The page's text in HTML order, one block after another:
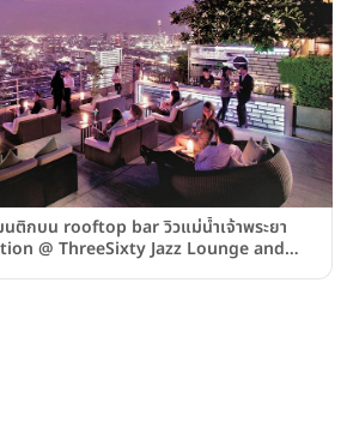
นติกบน rooftop bar วิวแม่น้ำเจ้าพระยา
@ ThreeSixty Jazz Lounge and